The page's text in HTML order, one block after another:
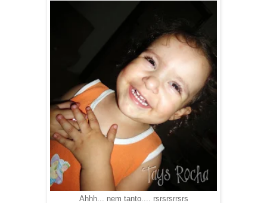
Ahhh... nem tanto.... rsrsrsrrsrs